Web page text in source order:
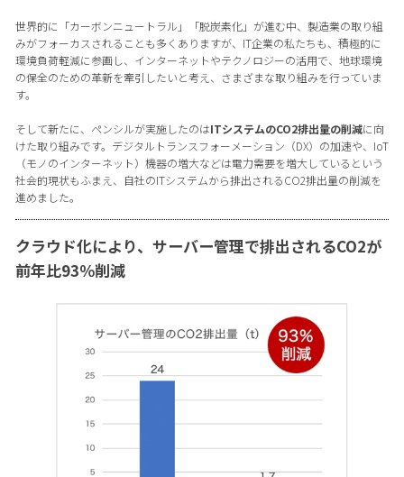
世界的に「カーボンニュートラル」「脱炭素化」が進む中、製造業の取り組
みがフォーカスされることも多くありますが、IT企業の私たちも、積極的に
環境負荷軽減に参画し、インターネットやテクノロジーの活用で、地球環境
の保全のための革新を牽引したいと考え、さまざまな取り組みを行っていま
す。
そして新たに、ペンシルが実施したのはITシステムのCO2排出量の削減に向
けた取り組みです。デジタルトランスフォーメーション（DX）の加速や、IoT
（モノのインターネット）機器の増大などは電力需要を増大しているという
社会的現状もふまえ、自社のITシステムから排出されるCO2排出量の削減を
進めました。
クラウド化により、サーバー管理で排出されるCO2が
前年比93％削減